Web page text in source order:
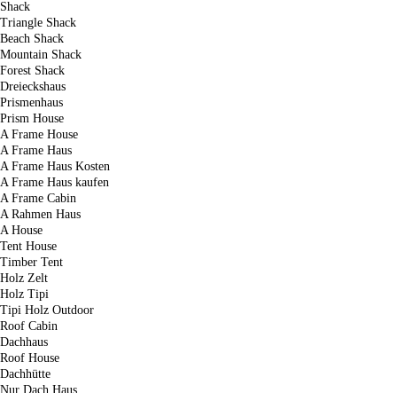
Shack
Triangle Shack
Beach Shack
Mountain Shack
Forest Shack
Dreieckshaus
Prismenhaus
Prism House
A Frame House
A Frame Haus
A Frame Haus Kosten
A Frame Haus kaufen
A Frame Cabin
A Rahmen Haus
A House
Tent House
Timber Tent
Holz Zelt
Holz Tipi
Tipi Holz Outdoor
Roof Cabin
Dachhaus
Roof House
Dachhütte
Nur Dach Haus